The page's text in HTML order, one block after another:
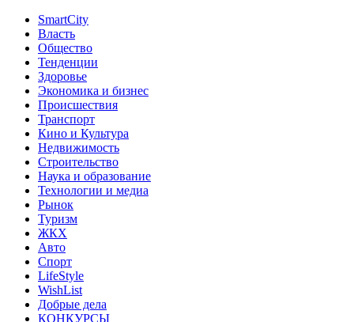
SmartCity
Власть
Общество
Тенденции
Здоровье
Экономика и бизнес
Происшествия
Транспорт
Кино и Культура
Недвижимость
Строительство
Наука и образование
Технологии и медиа
Рынок
Туризм
ЖКХ
Авто
Спорт
LifeStyle
WishList
Добрые дела
КОНКУРСЫ